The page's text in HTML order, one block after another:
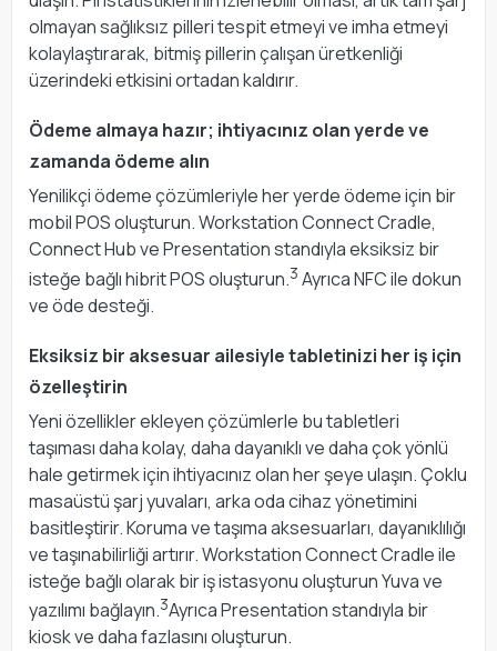
olmayan sağlıksız pilleri tespit etmeyi ve imha etmeyi
kolaylaştırarak, bitmiş pillerin çalışan üretkenliği
üzerindeki etkisini ortadan kaldırır.
Ödeme almaya hazır; ihtiyacınız olan yerde ve
zamanda ödeme alın
Yenilikçi ödeme çözümleriyle her yerde ödeme için bir
mobil POS oluşturun. Workstation Connect Cradle,
Connect Hub ve Presentation standıyla eksiksiz bir
isteğe bağlı hibrit POS oluşturun.3 Ayrıca NFC ile dokun
ve öde desteği.
Eksiksiz bir aksesuar ailesiyle tabletinizi her iş için
özelleştirin
Yeni özellikler ekleyen çözümlerle bu tabletleri
taşıması daha kolay, daha dayanıklı ve daha çok yönlü
hale getirmek için ihtiyacınız olan her şeye ulaşın. Çoklu
masaüstü şarj yuvaları, arka oda cihaz yönetimini
basitleştirir. Koruma ve taşıma aksesuarları, dayanıklılığı
ve taşınabilirliği artırır. Workstation Connect Cradle ile
isteğe bağlı olarak bir iş istasyonu oluşturun Yuva ve
yazılımı bağlayın.3Ayrıca Presentation standıyla bir
kiosk ve daha fazlasını oluşturun.